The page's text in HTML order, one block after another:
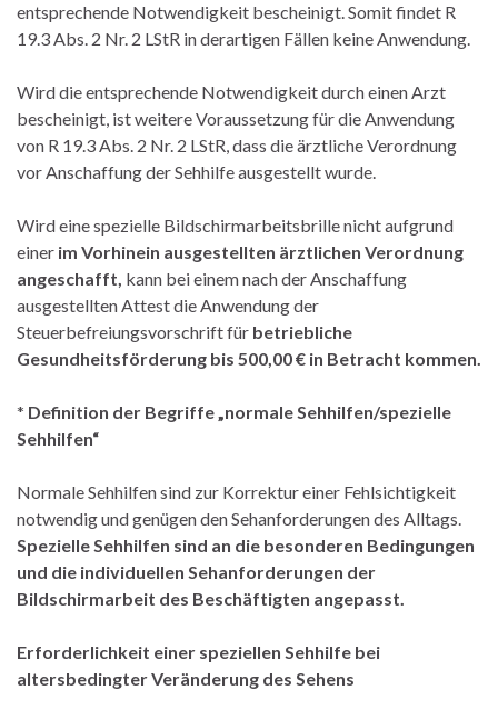
entsprechende Notwendigkeit bescheinigt. Somit findet R
19.3 Abs. 2 Nr. 2 LStR in derartigen Fällen keine Anwendung.
Wird die entsprechende Notwendigkeit durch einen Arzt
bescheinigt, ist weitere Voraussetzung für die Anwendung
von R 19.3 Abs. 2 Nr. 2 LStR, dass die ärztliche Verordnung
vor Anschaffung der Sehhilfe ausgestellt wurde.
Wird eine spezielle Bildschirmarbeitsbrille nicht aufgrund
einer im Vorhinein ausgestellten ärztlichen Verordnung
angeschafft, kann bei einem nach der Anschaffung
ausgestellten Attest die Anwendung der
Steuerbefreiungsvorschrift für betriebliche
Gesundheitsförderung bis 500,00 € in Betracht kommen.
* Definition der Begriffe „normale Sehhilfen/spezielle
Sehhilfen“
Normale Sehhilfen sind zur Korrektur einer Fehlsichtigkeit
notwendig und genügen den Sehanforderungen des Alltags.
Spezielle Sehhilfen sind an die besonderen Bedingungen
und die individuellen Sehanforderungen der
Bildschirmarbeit des Beschäftigten angepasst.
Erforderlichkeit einer speziellen Sehhilfe bei
altersbedingter Veränderung des Sehens